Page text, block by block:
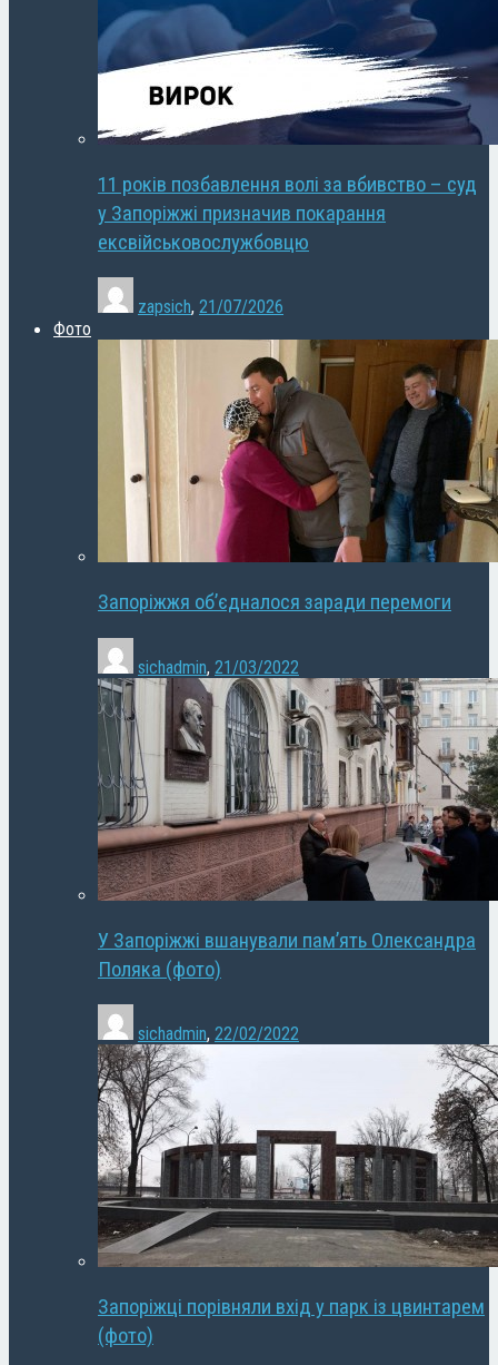
11 років позбавлення волі за вбивство – суд
у Запоріжжі призначив покарання
ексвійськовослужбовцю
zapsich, 21/07/2026
Фото
Запоріжжя об’єдналося заради перемоги
sichadmin, 21/03/2022
У Запоріжжі вшанували пам’ять Олександра
Поляка (фото)
sichadmin, 22/02/2022
Запоріжці порівняли вхід у парк із цвинтарем
(фото)